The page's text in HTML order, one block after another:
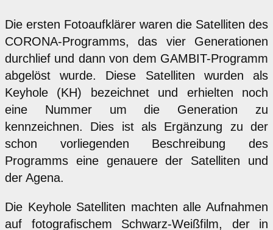
Die ersten Fotoaufklärer waren die Satelliten des
CORONA-Programms, das vier Generationen
durchlief und dann von dem GAMBIT-Programm
abgelöst wurde. Diese Satelliten wurden als
Keyhole (KH) bezeichnet und erhielten noch
eine Nummer um die Generation zu
kennzeichnen. Dies ist als Ergänzung zu der
schon vorliegenden Beschreibung des
Programms eine genauere der Satelliten und
der Agena.
Die Keyhole Satelliten machten alle Aufnahmen
auf fotografischem Schwarz-Weißfilm, der in